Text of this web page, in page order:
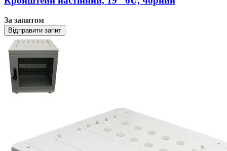
За запитом
Відправити запит